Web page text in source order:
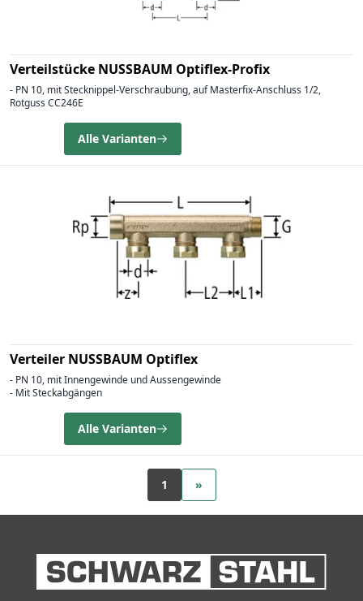
Verteilstücke NUSSBAUM Optiflex-Profix
- PN 10, mit Stecknippel-Verschraubung, auf Masterfix-Anschluss 1/2,
Rotguss CC246E
Alle Varianten
Verteiler NUSSBAUM Optiflex
- PN 10, mit Innengewinde und Aussengewinde
- Mit Steckabgängen
Alle Varianten
1 »